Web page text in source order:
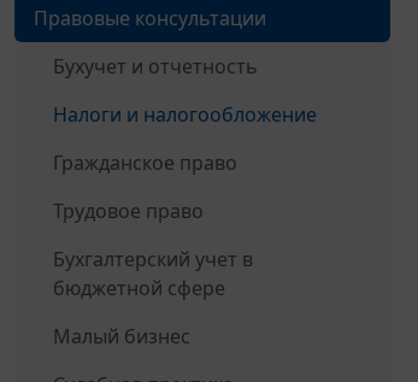
Правовые консультации
Бухучет и отчетность
Налоги и налогообложение
Гражданское право
Трудовое право
Бухгалтерский учет в
бюджетной сфере
Малый бизнес